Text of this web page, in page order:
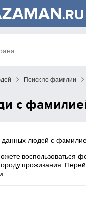
Поиск по фамилии
с
данных людей с
воспользоваться
проживания.